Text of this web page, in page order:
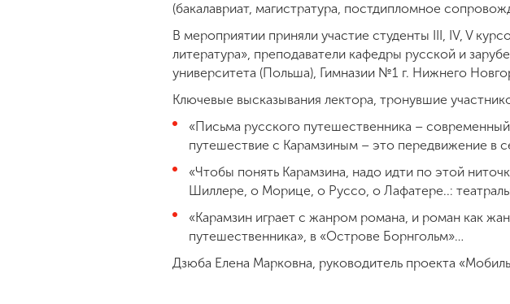
(бакалавриат, магистратура, постдипломное
В мероприятии приняли участие студенты III, IV, V
литература», преподаватели кафедры русской и
университета (Польша), Гимназии №1 г. Нижнего
Ключевые высказывания лектора, тронувшие
«Письма русского путешественника –
путешествие с Карамзиным – это передвижение в
«Чтобы понять Карамзина, надо идти по этой
Шиллере, о Морице, о Руссо, о Лафатере..:
«Карамзин играет с жанром романа, и роман как
путешественника», в «Острове Борнгольм»…
Дзюба Елена Марковна, руководитель проекта